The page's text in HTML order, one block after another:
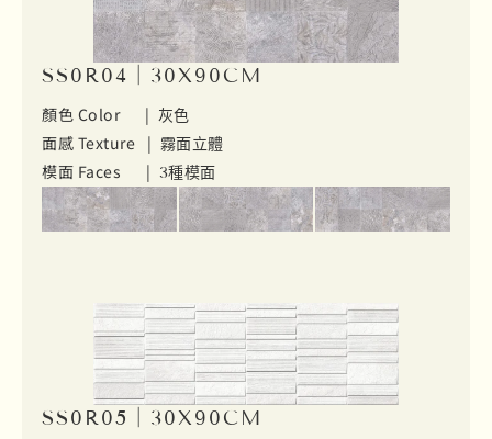
SS0R04｜30X90CM
顏色 Color | 灰色
面感 Texture | 霧面立體
模面 Faces | 3種模面
SS0R05｜30X90CM